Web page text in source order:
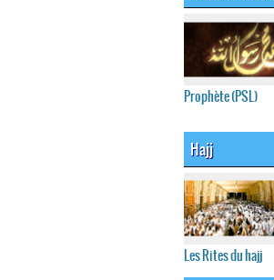
Prophète (PSL)
Hajj
Les Rites du hajj